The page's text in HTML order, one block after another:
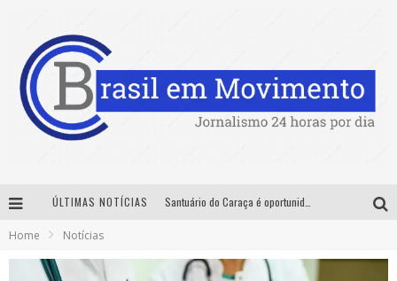
ÚLTIMAS NOTÍCIAS
Designer mineira lança jogo educativo sobre coleta seletiva na maior feira de jogos de tabuleiro da América Latina
Home Notícias